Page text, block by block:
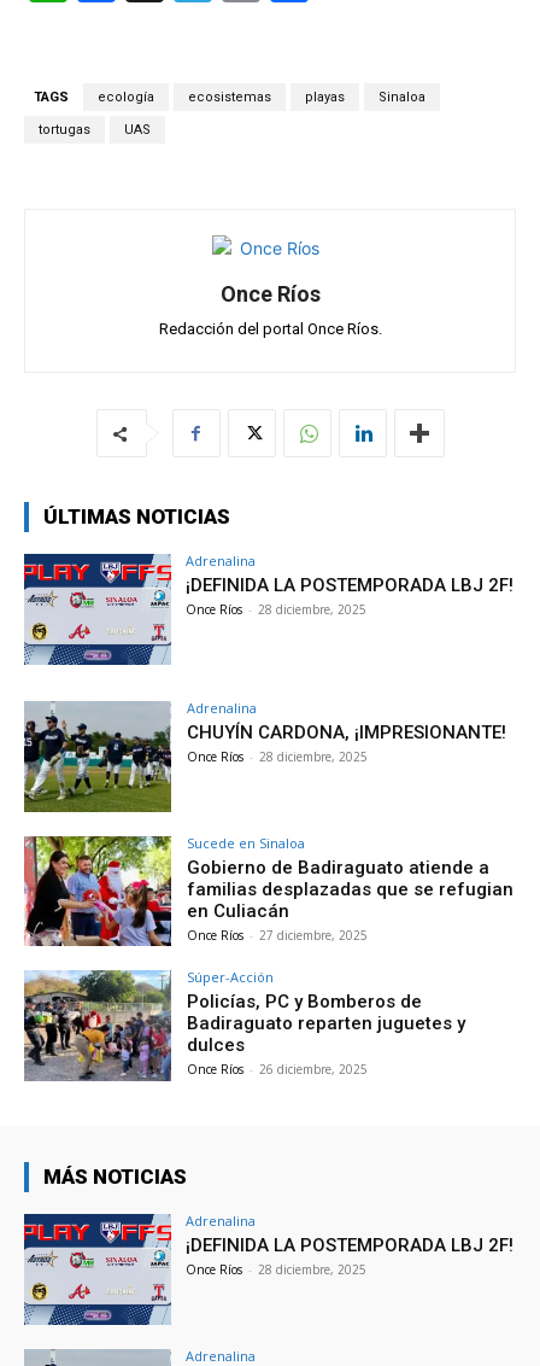
A
b
o
gr
p
TAGS ecología ecosistemas playas Sinaloa
tortugas UAS
Once Ríos
Redacción del portal Once Ríos.
ÚLTIMAS NOTICIAS
Adrenalina
¡DEFINIDA LA POSTEMPORADA LBJ 2F!
Once Ríos - 28 diciembre, 2025
Adrenalina
CHUYÍN CARDONA, ¡IMPRESIONANTE!
Once Ríos - 28 diciembre, 2025
Sucede en Sinaloa
Gobierno de Badiraguato atiende a
familias desplazadas que se refugian
en Culiacán
Once Ríos - 27 diciembre, 2025
Súper-Acción
Policías, PC y Bomberos de
Badiraguato reparten juguetes y
dulces
Once Ríos - 26 diciembre, 2025
MÁS NOTICIAS
Adrenalina
¡DEFINIDA LA POSTEMPORADA LBJ 2F!
Once Ríos - 28 diciembre, 2025
Adrenalina